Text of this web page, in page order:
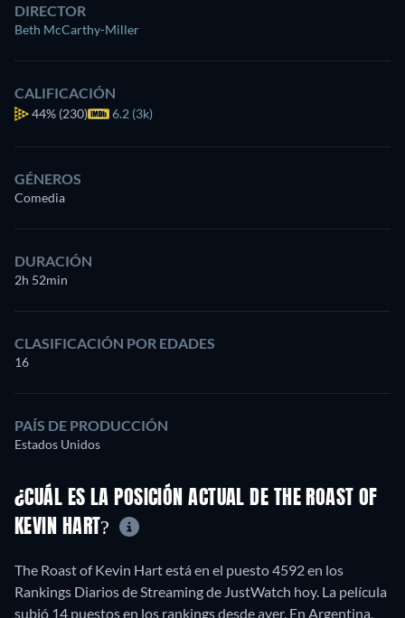
DIRECTOR
Beth McCarthy-Miller
CALIFICACIÓN
44% (230) 6.2 (3k)
GÉNEROS
Comedia
DURACIÓN
2h 52min
CLASIFICACIÓN POR EDADES
16
PAÍS DE PRODUCCIÓN
Estados Unidos
¿CUÁL ES LA POSICIÓN ACTUAL DE THE ROAST OF
KEVIN HART?
The Roast of Kevin Hart está en el puesto 4592 en los
Rankings Diarios de Streaming de JustWatch hoy. La película
subió 14 puestos en los rankings desde ayer. En Argentina,